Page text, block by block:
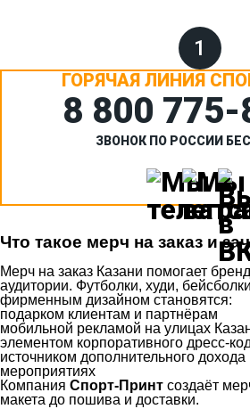
1
ГОРЯЧАЯ ЛИНИЯ
8 800
ЗВОНОК ПО РОССИИ
Что такое мерч на заказ и
Мерч на заказ Казани помогает
аудитории. Футболки, худи,
фирменным дизайном становятся:
подарком клиентам и партнёрам
мобильной рекламой на улицах
элементом корпоративного дресс-
источником дополнительного дохода
мероприятиях
Компания Спорт-Принт создаёт
макета до пошива и доставки.